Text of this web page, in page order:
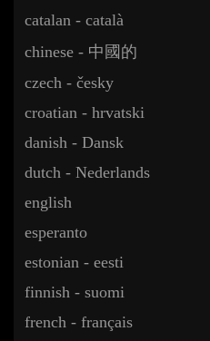
catalan - català
chinese - 中國的
czech - česky
croatian - hrvatski
danish - Dansk
dutch - Nederlands
english
esperanto
estonian - eesti
finnish - suomi
french - français